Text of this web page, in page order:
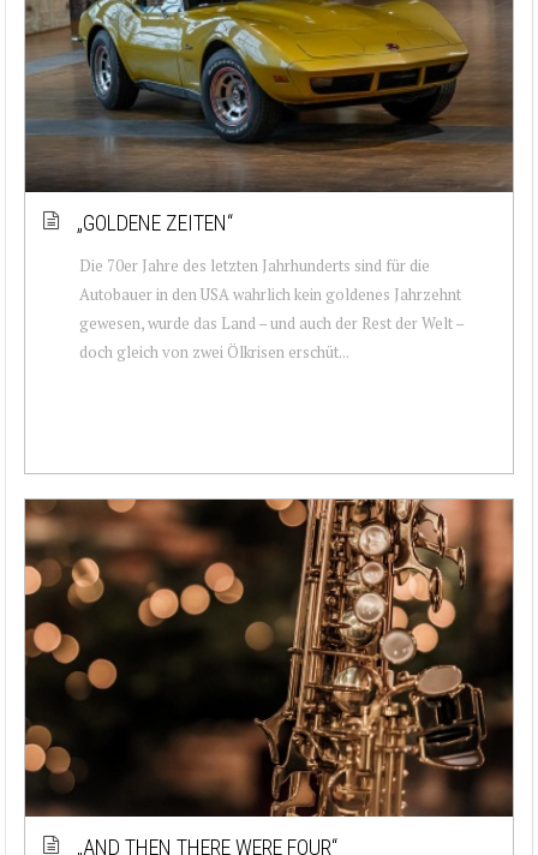
„GOLDENE ZEITEN“
Die 70er Jahre des letzten Jahrhunderts sind für die
Autobauer in den USA wahrlich kein goldenes Jahrzehnt
gewesen, wurde das Land – und auch der Rest der Welt –
doch gleich von zwei Ölkrisen erschüt...
„AND THEN THERE WERE FOUR“